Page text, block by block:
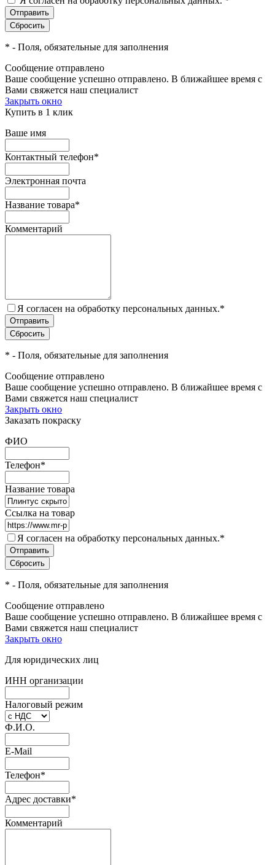
* - Поля, обязательные для заполнения
Сообщение отправлено
Ваше сообщение успешно отправлено. В ближайшее время с
Вами свяжется наш специалист
Закрыть окно
Купить в 1 клик
Ваше имя
Контактный телефон*
Электронная почта
Название товара*
Комментарий
Я согласен на обработку персональных данных.*
* - Поля, обязательные для заполнения
Сообщение отправлено
Ваше сообщение успешно отправлено. В ближайшее время с
Вами свяжется наш специалист
Закрыть окно
Заказать покраску
ФИО
Телефон*
Название товара
Ссылка на товар
Я согласен на обработку персональных данных.*
* - Поля, обязательные для заполнения
Сообщение отправлено
Ваше сообщение успешно отправлено. В ближайшее время с
Вами свяжется наш специалист
Закрыть окно
Для юридических лиц
ИНН организации
Налоговый режим
Ф.И.О.
E-Mail
Телефон*
Адрес доставки*
Комментарий